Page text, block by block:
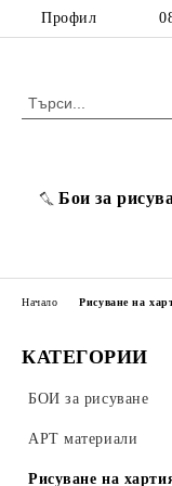
Профил
Бои за
КАТЕГОРИИ
БОИ за рисуване
POSCA Акрилни
Разредители /
АРТ материали
Платна
Рисуване на
Начало Рисуване на